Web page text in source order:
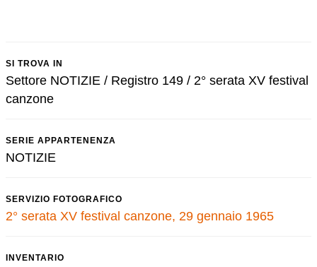
SI TROVA IN
Settore NOTIZIE / Registro 149 / 2° serata XV festival
canzone
SERIE APPARTENENZA
NOTIZIE
SERVIZIO FOTOGRAFICO
2° serata XV festival canzone, 29 gennaio 1965
INVENTARIO